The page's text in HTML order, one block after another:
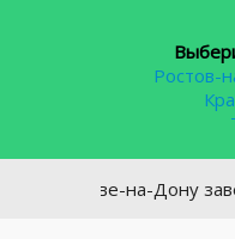
Ростов-
на-Дону